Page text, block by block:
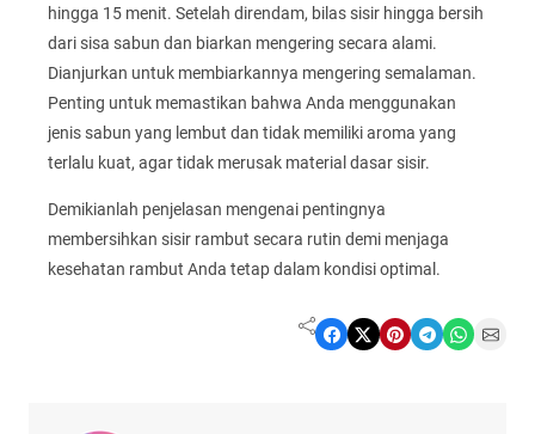
hingga 15 menit. Setelah direndam, bilas sisir hingga bersih
dari sisa sabun dan biarkan mengering secara alami.
Dianjurkan untuk membiarkannya mengering semalaman.
Penting untuk memastikan bahwa Anda menggunakan
jenis sabun yang lembut dan tidak memiliki aroma yang
terlalu kuat, agar tidak merusak material dasar sisir.
Demikianlah penjelasan mengenai pentingnya
membersihkan sisir rambut secara rutin demi menjaga
kesehatan rambut Anda tetap dalam kondisi optimal.
Share on Facebook Share on X Share on Pinterest Share on Telegram Share on WhatsApp Share on Email